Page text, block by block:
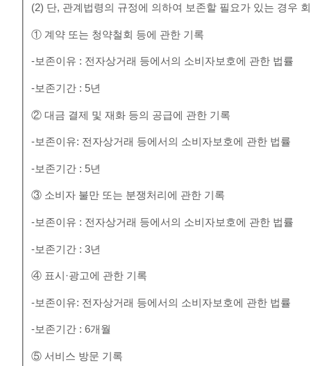
(2) 단, 관계법령의 규정에 의하여 보존할 필요가 있는 경우
① 계약 또는 청약철회 등에 관한 기록
-보존이유 : 전자상거래 등에서의 소비자보호에 관한 법률
-보존기간 : 5년
② 대금 결제 및 재화 등의 공급에 관한 기록
-보존이유: 전자상거래 등에서의 소비자보호에 관한 법률
-보존기간 : 5년
③ 소비자 불만 또는 분쟁처리에 관한 기록
-보존이유 : 전자상거래 등에서의 소비자보호에 관한 법률
-보존기간 : 3년
④ 표시·광고에 관한 기록
-보존이유: 전자상거래 등에서의 소비자보호에 관한 법률
-보존기간 : 6개월
⑤ 서비스 방문 기록